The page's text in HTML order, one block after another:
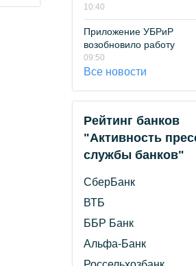
10:40
Приложение УБРиР
возобновило работу
09:50
Все новости
Рейтинг банков
"Активность
службы банков"
СберБанк
ВТБ
ББР Банк
Альфа-Банк